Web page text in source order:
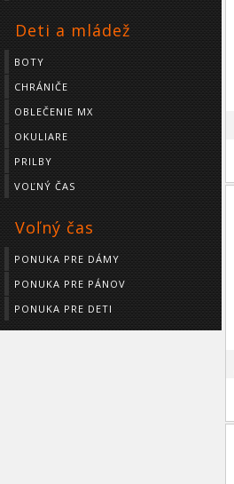
Deti a mládež
BOTY
CHRÁNIČE
OBLEČENIE MX
OKULIARE
PRILBY
VOĽNÝ ČAS
Voľný čas
PONUKA PRE DÁMY
PONUKA PRE PÁNOV
PONUKA PRE DETI